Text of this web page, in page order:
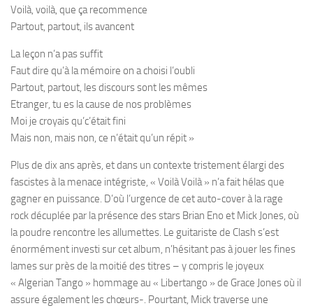
Voilà, voilà, que ça recommence
Partout, partout, ils avancent
La leçon n’a pas suffit
Faut dire qu’à la mémoire on a choisi l’oubli
Partout, partout, les discours sont les mêmes
Etranger, tu es la cause de nos problèmes
Moi je croyais qu’c’était fini
Mais non, mais non, ce n’était qu’un répit »
Plus de dix ans après, et dans un contexte tristement élargi des
fascistes à la menace intégriste, « Voilà Voilà » n’a fait hélas que
gagner en puissance. D’où l’urgence de cet auto-cover à la rage
rock décuplée par la présence des stars Brian Eno et Mick Jones, où
la poudre rencontre les allumettes. Le guitariste de Clash s’est
énormément investi sur cet album, n’hésitant pas à jouer les fines
lames sur près de la moitié des titres – y compris le joyeux
« Algerian Tango » hommage au « Libertango » de Grace Jones où il
assure également les chœurs-. Pourtant, Mick traverse une